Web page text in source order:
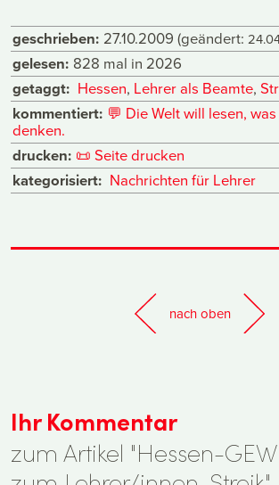
geschrieben: 27.10.2009 (geändert:
gelesen: 828 mal in 2026
getaggt: Hessen, Lehrer als Beamte,
kommentiert: 💬 Die Welt will lesen,
denken.
drucken: 📜 Seite drucken
kategorisiert: Nachrichten für Lehrer
nach oben
Ihr Kommentar
zum Artikel "Hessen-